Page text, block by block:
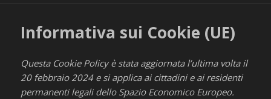
Informativa sui Cookie (UE)
Questa Cookie Policy è stata aggiornata l’ultima volta il
20 febbraio 2024 e si applica ai cittadini e ai residenti
permanenti legali dello Spazio Economico Europeo.